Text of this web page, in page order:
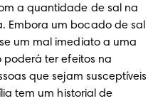
a quantidade de sal na
Embora um bocado de sal
um mal imediato a uma
poderá ter efeitos na
que sejam susceptíveis
tem um historial de